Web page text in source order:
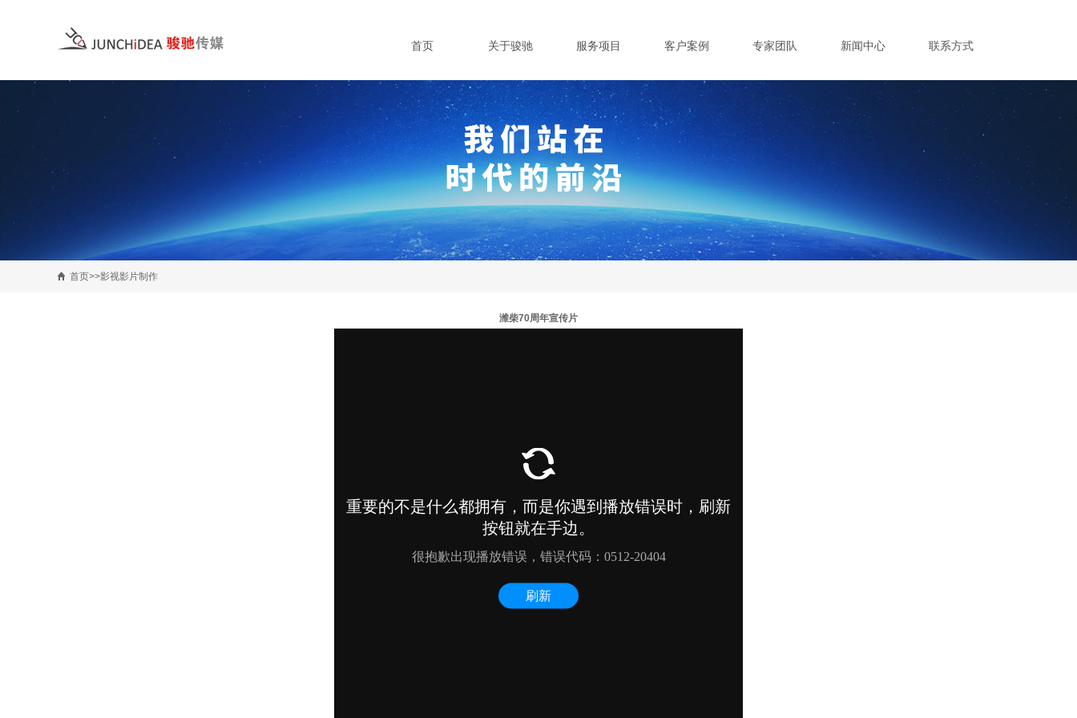
首页 关于骏驰 服务项目 客户案例 专家团队 新闻中心 联系方式
首页>>影视影片制作
潍柴70周年宣传片